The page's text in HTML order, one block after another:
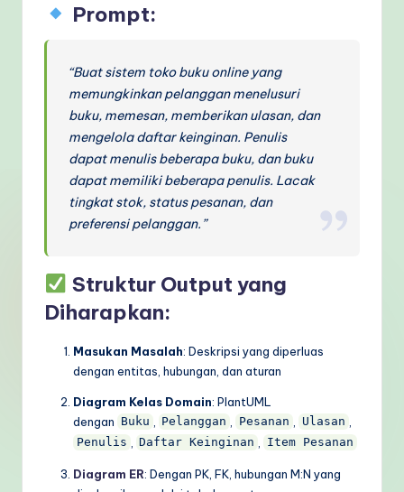
Prompt:
“Buat sistem toko buku online yang
memungkinkan pelanggan menelusuri
buku, memesan, memberikan ulasan, dan
mengelola daftar keinginan. Penulis
dapat menulis beberapa buku, dan buku
dapat memiliki beberapa penulis. Lacak
tingkat stok, status pesanan, dan
preferensi pelanggan.”
Struktur Output yang
Diharapkan:
Masukan Masalah: Deskripsi yang diperluas
dengan entitas, hubungan, dan aturan
Diagram Kelas Domain: PlantUML
dengan Buku Pelanggan Pesanan Ulasan
Penulis Daftar Keinginan Item Pesanan
Diagram ER: Dengan PK, FK, hubungan M:N yang